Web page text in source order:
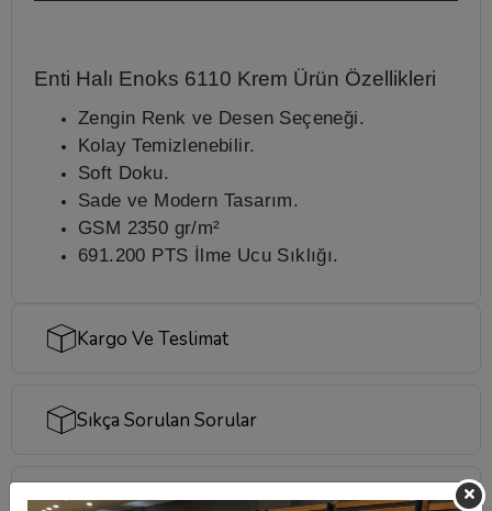
Enti Halı Enoks 6110 Krem Ürün Özellikleri
Zengin Renk ve Desen Seçeneği.
Kolay Temizlenebilir.
Soft Doku.
Sade ve Modern Tasarım.
GSM 2350 gr/m²
691.200 PTS İlme Ucu Sıklığı.
Kargo Ve Teslimat
Sıkça Sorulan Sorular
Taksit Seçenekleri